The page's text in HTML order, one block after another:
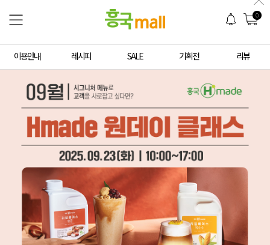
0
이용안내 레시피 SALE 기획전 리뷰